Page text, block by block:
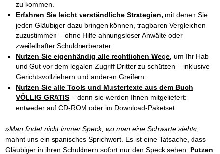
zu kommen.
Erfahren Sie leicht verständliche Strategien, mit denen Sie
jeden Gläubiger dazu bringen können, tragbaren Vergleichen
zuzustimmen – ohne Hilfe ahnungsloser Anwälte oder
zweifelhafter Schuldnerberater.
Nutzen Sie eigenhändig alle rechtlichen Wege, um Ihr Hab
und Gut vor dem legalen Zugriff Dritter zu schützen – inklusive
Gerichtsvollziehern und anderen Greifern.
Nutzen Sie alle Tools und Mustertexte aus dem Buch
VÖLLIG GRATIS – denn sie werden Ihnen mitgeliefert:
entweder auf CD-ROM oder im Download-Paketset.
»Man findet nicht immer Speck, wo man eine Schwarte sieht«,
mahnt uns ein spanisches Sprichwort. Es ist eine Tatsache, dass
Gläubiger in ihren Schuldnern sofort nur den Speck sehen. Putzen